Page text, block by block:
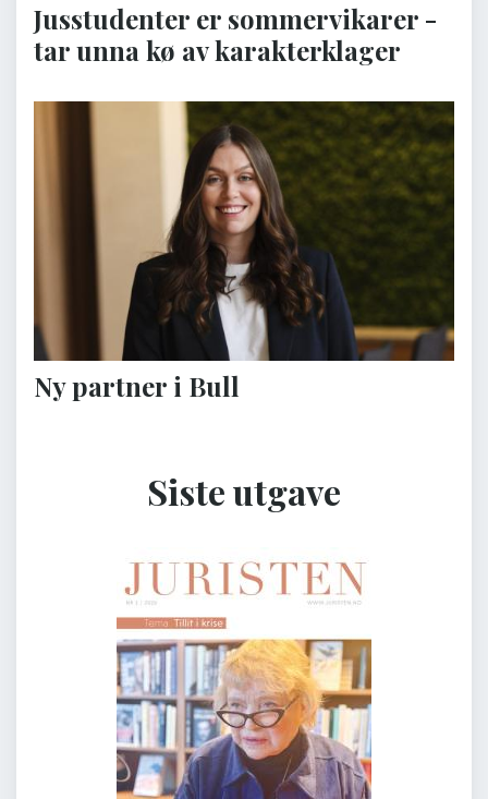
Jusstudenter er sommervikarer -
tar unna kø av karakterklager
Ny partner i Bull
Siste utgave